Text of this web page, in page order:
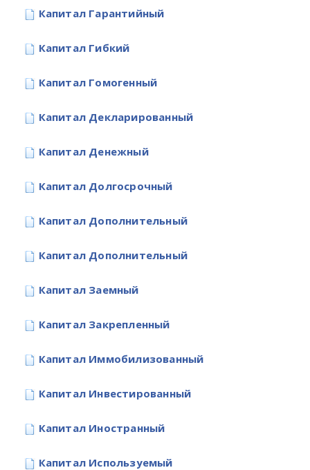
Капитал Гарантийный
Капитал Гибкий
Капитал Гомогенный
Капитал Декларированный
Капитал Денежный
Капитал Долгосрочный
Капитал Дополнительный
Капитал Дополнительный
Капитал Заемный
Капитал Закрепленный
Капитал Иммобилизованный
Капитал Инвестированный
Капитал Иностранный
Капитал Используемый